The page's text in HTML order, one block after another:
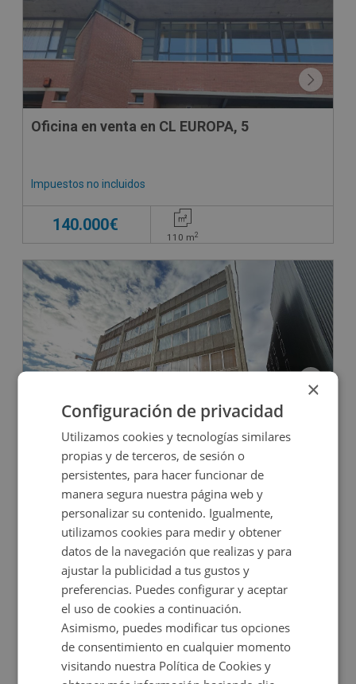
Oficina en venta en CL EUROPA, 5
Impuestos no incluidos
140.000€
110 m2
DECO VIRTUAL
Oficina en venta en CL RUFINO GONZALEZ, 14
Impuestos no incluidos
328.000€
144m2 1Baños
×
Configuración de privacidad
Utilizamos cookies y tecnologías similares
propias y de terceros, de sesión o
persistentes, para hacer funcionar de
manera segura nuestra página web y
personalizar su contenido. Igualmente,
utilizamos cookies para medir y obtener
datos de la navegación que realizas y para
ajustar la publicidad a tus gustos y
preferencias. Puedes configurar y aceptar
el uso de cookies a continuación.
Asimismo, puedes modificar tus opciones
de consentimiento en cualquier momento
visitando nuestra Política de Cookies y